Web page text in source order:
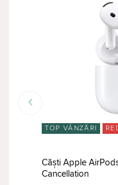
TOP VÂNZĂRI
Căști Apple
Cancellation